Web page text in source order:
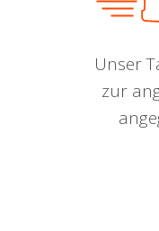
Unser
zur